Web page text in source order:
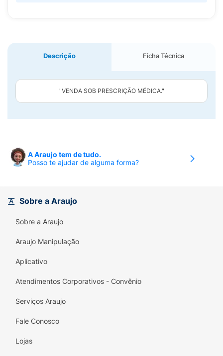
Descrição Ficha Técnica
"VENDA SOB PRESCRIÇÃO MÉDICA."
A Araujo tem de tudo.
Posso te ajudar de alguma forma?
Sobre a Araujo
Sobre a Araujo
Araujo Manipulação
Aplicativo
Atendimentos Corporativos - Convênio
Serviços Araujo
Fale Conosco
Lojas